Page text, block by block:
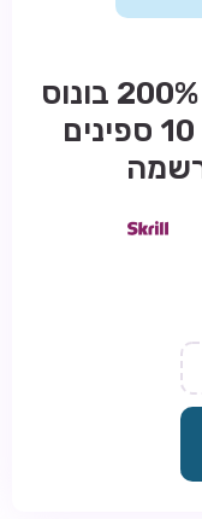
חבילת קבלת פנים: עד 200% בונוס
+ 100 ספינים חינם + 10 ספינים